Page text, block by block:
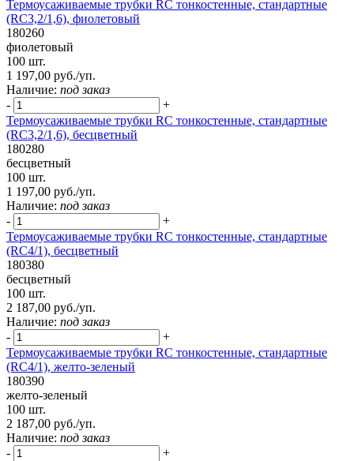
Термоусаживаемые трубки RC тонкостенные, стандартные
(RC3,2/1,6), фиолетовый
180260
фиолетовый
100 шт.
1 197,00 руб./уп.
Наличие: под заказ
-
+
Термоусаживаемые трубки RC тонкостенные, стандартные
(RC3,2/1,6), бесцветный
180280
бесцветный
100 шт.
1 197,00 руб./уп.
Наличие: под заказ
-
+
Термоусаживаемые трубки RC тонкостенные, стандартные
(RC4/1), бесцветный
180380
бесцветный
100 шт.
2 187,00 руб./уп.
Наличие: под заказ
-
+
Термоусаживаемые трубки RC тонкостенные, стандартные
(RC4/1), желто-зеленый
180390
желто-зеленый
100 шт.
2 187,00 руб./уп.
Наличие: под заказ
-
+